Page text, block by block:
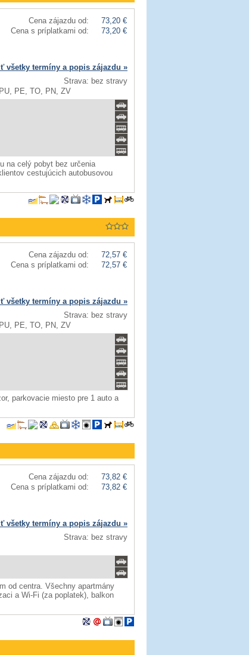
Cena zájazdu od:
73,20 €
Cena s príplatkami od:
73,20 €
všetky termíny a popis zájazdu »
Strava: bez stravy
PE, TO, PN, ZV
na celý pobyt bez určenia
cestujúcich autobusovou
Cena zájazdu od:
72,57 €
Cena s príplatkami od:
72,57 €
všetky termíny a popis zájazdu »
Strava: bez stravy
PE, TO, PN, ZV
parkovacie miesto pre 1 auto a
Cena zájazdu od:
73,82 €
Cena s príplatkami od:
73,82 €
všetky termíny a popis zájazdu »
Strava: bez stravy
od centra. Všechny apartmány
a Wi-Fi (za poplatek), balkon